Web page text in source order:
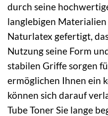
durch seine
langlebigen Materialien
Naturlatex gefertigt,
Nutzung seine Form
stabilen Griffe sorgen
ermöglichen Ihnen ein
können sich darauf
Tube Toner Sie lange